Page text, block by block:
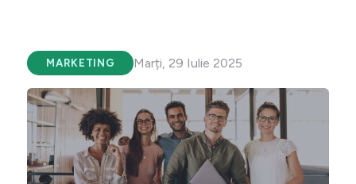
MARKETING Marți, 29 Iulie 2025